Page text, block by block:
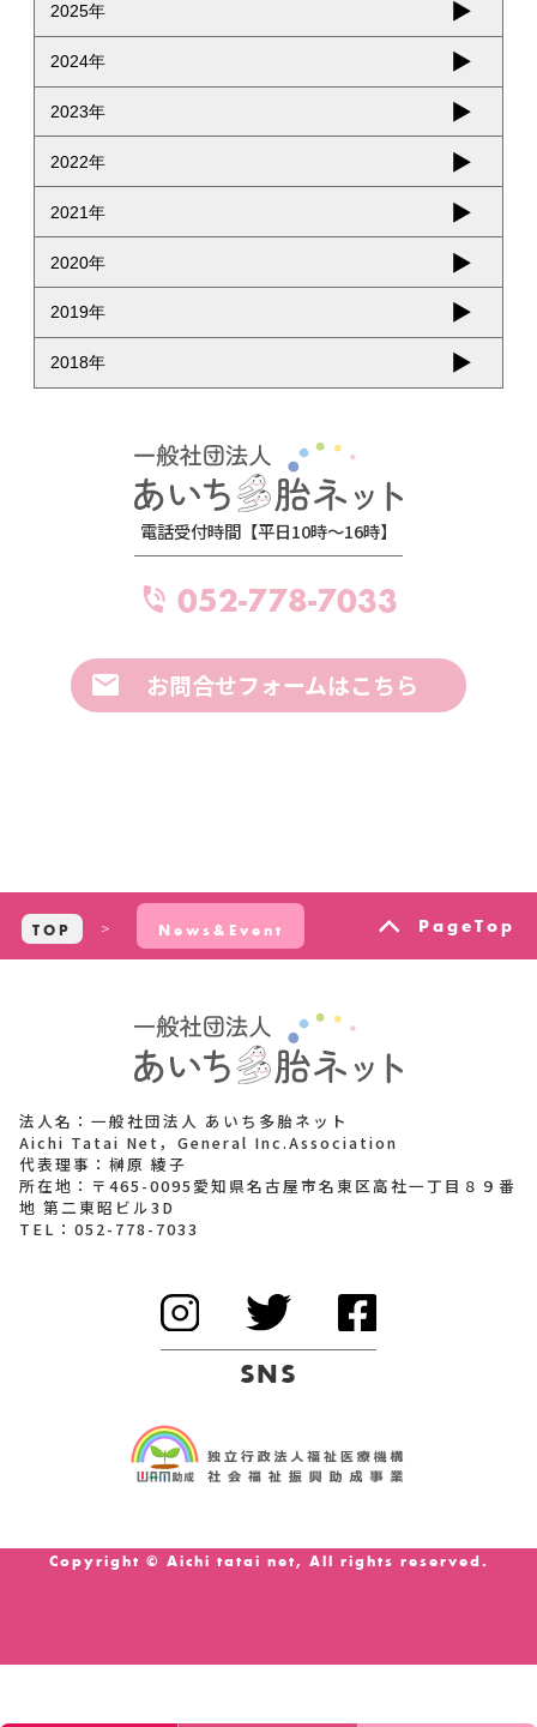
2025年
2024年
2023年
2022年
2021年
2020年
2019年
2018年
電話受付時間【平日10時～16時】
052-778-7033
お問合せフォームはこちら
TOP News&Event PageTop
法人名：一般社団法人 あいち多胎ネット
Aichi Tatai Net，General Inc.Association
代表理事：榊原 綾子
所在地：〒465-0095愛知県名古屋市名東区高社一丁目８９番
地 第二東昭ビル3D
TEL： 052-778-7033
SNS
Copyright © Aichi tatai net, All rights reserved.